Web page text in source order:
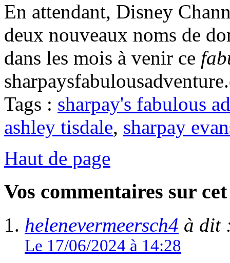
En attendant, Disney
deux nouveaux noms de
dans les mois à venir ce
Tags : sharpay's fabulous
ashley tisdale, sharpay
Haut de page
Vos commentaires sur
helenevermeersch4 à dit
Le 17/06/2024 à 14:28